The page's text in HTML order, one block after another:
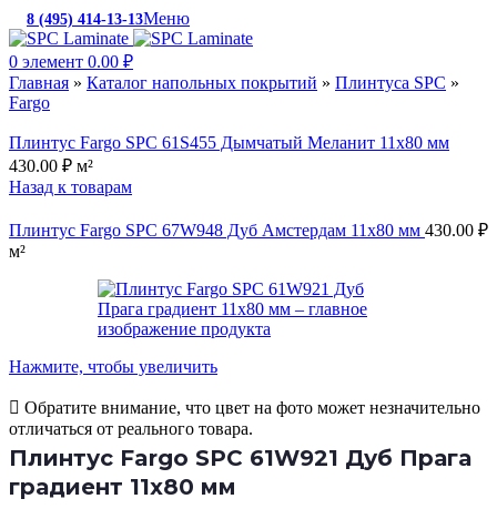
8 (495) 414-13-13Меню
0 элемент 0.00 ₽
Главная » Каталог напольных покрытий » Плинтуса SPC »
Fargo
Плинтус Fargo SPC 61S455 Дымчатый Меланит 11х80 мм
430.00 ₽ м²
Назад к товарам
Плинтус Fargo SPC 67W948 Дуб Амстердам 11х80 мм 430.00 ₽
м²
Нажмите, чтобы увеличить
Обратите внимание, что цвет на фото может незначительно
отличаться от реального товара.
Плинтус Fargo SPC 61W921 Дуб Прага
градиент 11х80 мм